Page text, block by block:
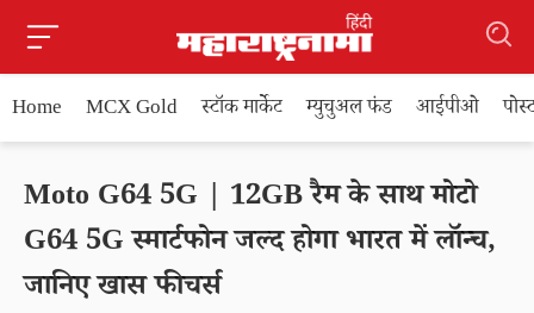
Home MCX Gold स्टॉक मार्केट म्युचुअल फंड आईपीओ
Moto G64 5G | 12GB रैम के साथ मोटो
G64 5G स्मार्टफोन जल्द होगा भारत में लॉन्च,
जानिए खास फीचर्स